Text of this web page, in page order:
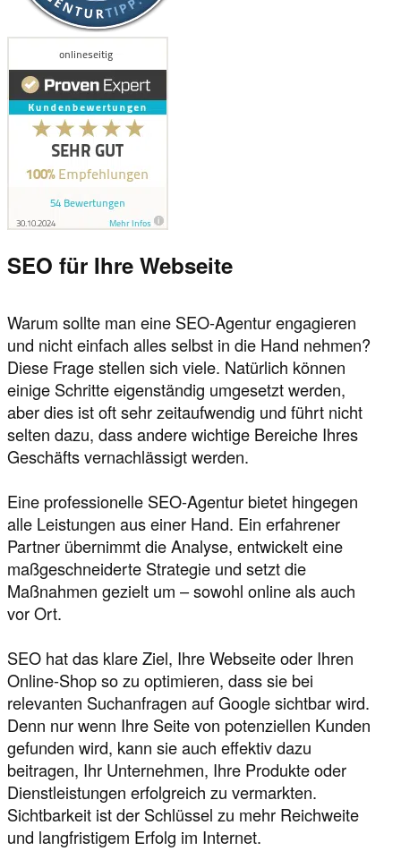
SEO für Ihre Webseite
Warum sollte man eine SEO-Agentur engagieren
und nicht einfach alles selbst in die Hand nehmen?
Diese Frage stellen sich viele. Natürlich können
einige Schritte eigenständig umgesetzt werden,
aber dies ist oft sehr zeitaufwendig und führt nicht
selten dazu, dass andere wichtige Bereiche Ihres
Geschäfts vernachlässigt werden.
Eine professionelle SEO-Agentur bietet hingegen
alle Leistungen aus einer Hand. Ein erfahrener
Partner übernimmt die Analyse, entwickelt eine
maßgeschneiderte Strategie und setzt die
Maßnahmen gezielt um – sowohl online als auch
vor Ort.
SEO hat das klare Ziel, Ihre Webseite oder Ihren
Online-Shop so zu optimieren, dass sie bei
relevanten Suchanfragen auf Google sichtbar wird.
Denn nur wenn Ihre Seite von potenziellen Kunden
gefunden wird, kann sie auch effektiv dazu
beitragen, Ihr Unternehmen, Ihre Produkte oder
Dienstleistungen erfolgreich zu vermarkten.
Sichtbarkeit ist der Schlüssel zu mehr Reichweite
und langfristigem Erfolg im Internet.